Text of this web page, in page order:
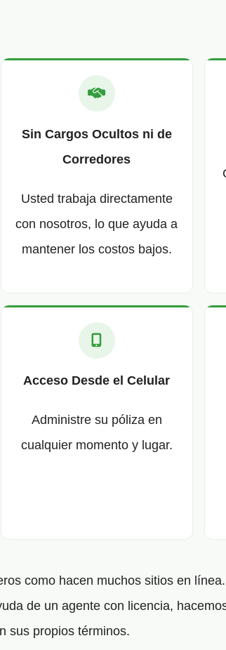
Sin Cargos Ocultos ni de
Corredores
Usted trabaja directamente
con nosotros, lo que ayuda a
mantener los costos bajos.
Acceso Desde el Celular
Administre su póliza en
cualquier momento y lugar.
como hacen muchos sitios en
de un agente con licencia,
sus propios términos.